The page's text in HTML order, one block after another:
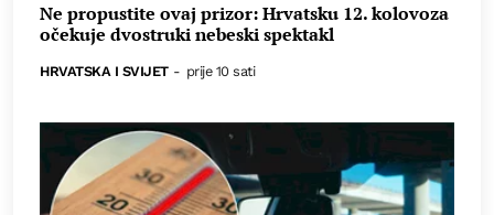
Ne propustite ovaj prizor: Hrvatsku 12. kolovoza
očekuje dvostruki nebeski spektakl
HRVATSKA I SVIJET - prije 10 sati